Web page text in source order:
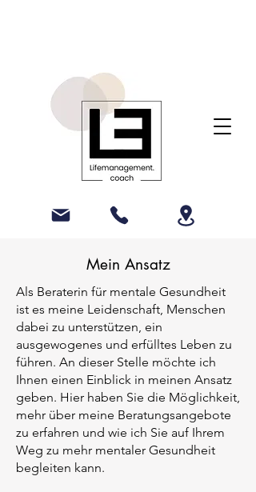
Mein Ansatz
Als Beraterin für mentale Gesundheit
ist es meine Leidenschaft, Menschen
dabei zu unterstützen, ein
ausgewogenes und erfülltes Leben zu
führen. An dieser Stelle möchte ich
Ihnen einen Einblick in meinen Ansatz
geben. Hier haben Sie die Möglichkeit,
mehr über meine Beratungsangebote
zu erfahren und wie ich Sie auf Ihrem
Weg zu mehr mentaler Gesundheit
begleiten kann.